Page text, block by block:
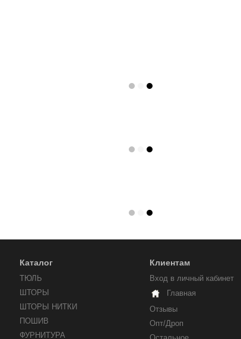
Каталог
ТЮЛЬ
ШТОРЫ
ШТОРЫ НИТКИ
ПОШИВ
ФУРНИТУРА
Клиентам
Вход в личный кабинет
Главная
Отзывы
Опт/Дроп